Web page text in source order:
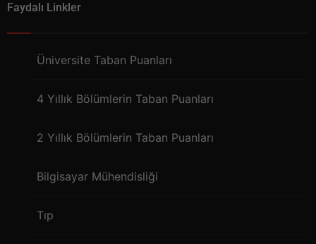
Faydalı Linkler
Üniversite Taban Puanları
4 Yıllık Bölümlerin Taban Puanları
2 Yıllık Bölümlerin Taban Puanları
Bilgisayar Mühendisliği
Tıp